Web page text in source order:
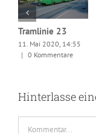
Tramlinie 23
11. Mai 2020, 14:55
| 0 Kommentare
Hinterlasse